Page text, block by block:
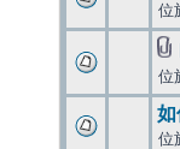
位
位
如
位